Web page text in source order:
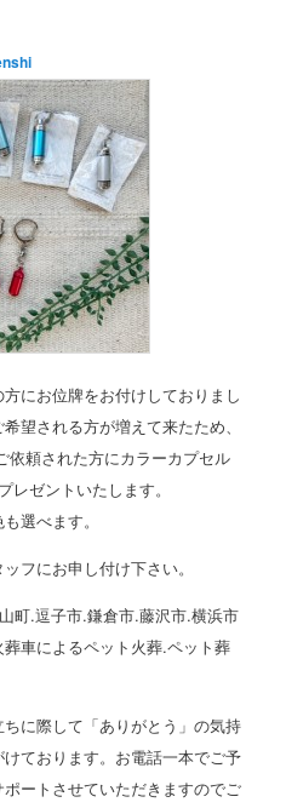
にお位牌をお付けしておりまし
望される方が増えて来たため、
依頼された方にカラーカプセル
レゼントいたします。
選べます。
フにお申し付け下さい。
町.逗子市.鎌倉市.藤沢市.横浜市
車によるペット火葬.ペット葬
に際して「ありがとう」の気持
ております。お電話一本でご予
ートさせていただきますのでご